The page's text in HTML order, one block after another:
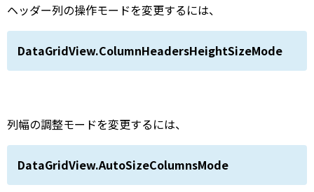
ヘッダー列の操作モードを変更するには、
DataGridView.ColumnHeadersHeightSizeMode
列幅の調整モードを変更するには、
DataGridView.AutoSizeColumnsMode